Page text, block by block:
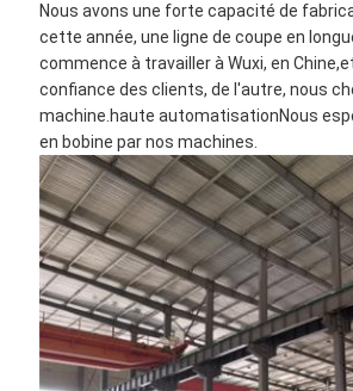
Nous avons une forte capacité de
cette année, une ligne de coupe en
commence à travailler à Wuxi, en
confiance des clients, de l'autre, nous
machine.haute automatisationNous
en bobine par nos machines.